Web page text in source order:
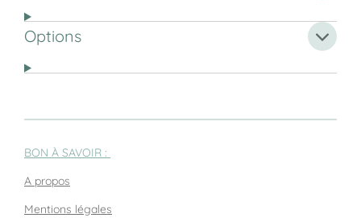
Options
BON À SAVOIR :
A propos
Mentions légales